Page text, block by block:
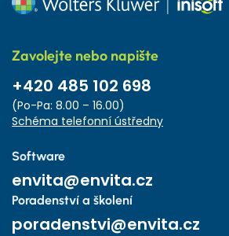
Zavolejte nebo napište
+420 485 102 698
(Po-Pa: 8.00 – 16.00)
Schéma telefonní ústředny
Software
envita@envita.cz
Poradenství a školení
poradenstvi@envita.cz